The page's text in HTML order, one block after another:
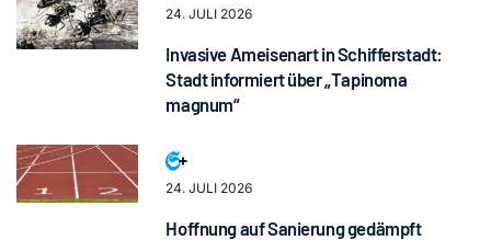
24. JULI 2026
Invasive Ameisenart in Schifferstadt:
Stadt informiert über „Tapinoma
magnum“
24. JULI 2026
Hoffnung auf Sanierung gedämpft